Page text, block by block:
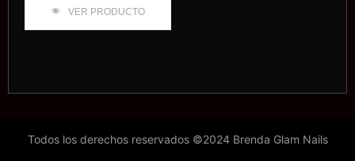
VER PRODUCTO
Todos los derechos reservados ©2024 Brenda Glam Nails